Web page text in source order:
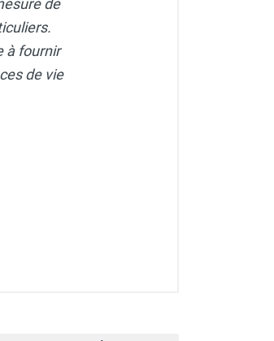
à fournir
de vie